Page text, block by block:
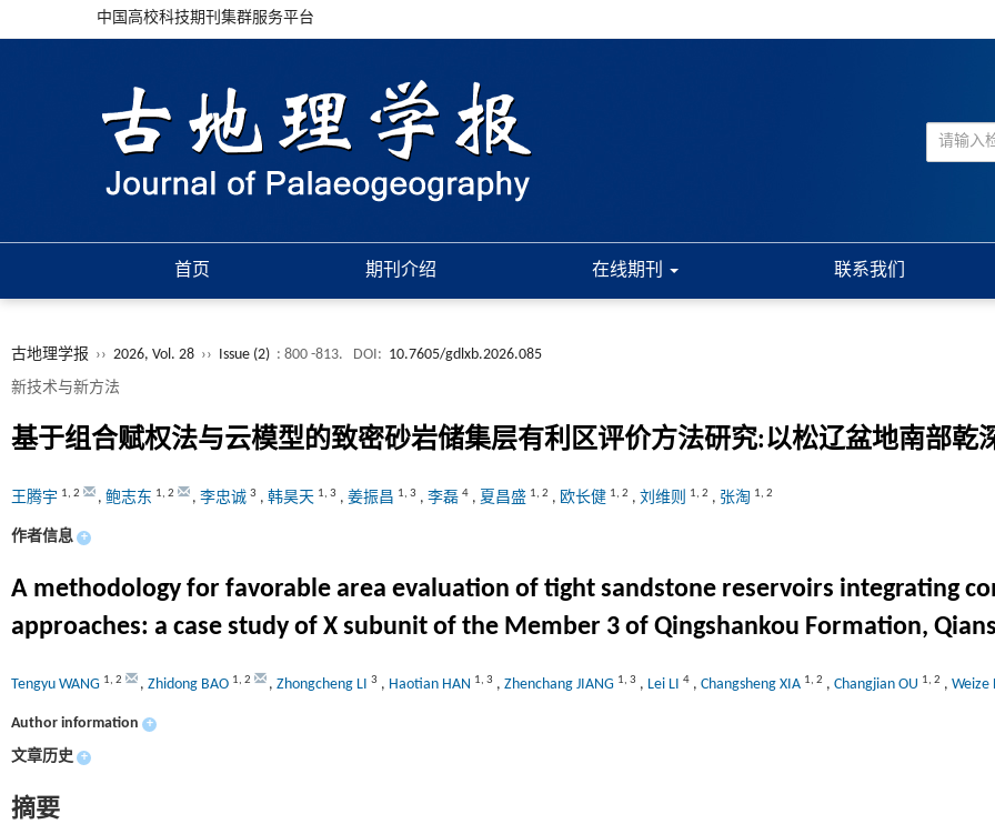
中国高校科技期刊集群服务平台
首页 期刊介绍 在线期刊 联系我们
古地理学报 ›› 2026, Vol. 28 ›› Issue (2) : 800 -813. DOI: 10.7605/gdlxb.2026.085
新技术与新方法
基于组合赋权法与云模型的致密砂岩储集层有利区评价方法研究:以松辽盆地南部乾
王腾宇 1, 2 , 鲍志东 1, 2 , 李忠诚 3 , 韩昊天 1, 3 , 姜振昌 1, 3 , 李磊 4 , 夏昌盛 1, 2 , 欧长健 1, 2 , 刘维则 1, 2 , 张淘 1, 2
作者信息 +
A methodology for favorable area evaluation of tight sandstone reservoirs integrating
approaches: a case study of X subunit of the Member 3 of Qingshankou Formation,
Tengyu WANG 1, 2 , Zhidong BAO 1, 2 , Zhongcheng LI 3 , Haotian HAN 1, 3 , Zhenchang JIANG 1, 3 , Lei LI 4 , Changsheng XIA 1, 2 , Changjian OU 1, 2 , Weize
Author information +
文章历史 +
摘要